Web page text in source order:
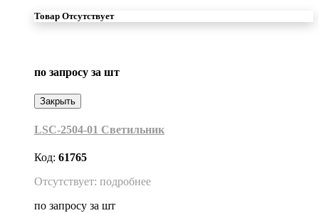
Товар Отсутствует
по запросу за шт
Закрыть
LSC-2504-01 Светильник
Код: 61765
Отсутствует: подробнее
по запросу за шт